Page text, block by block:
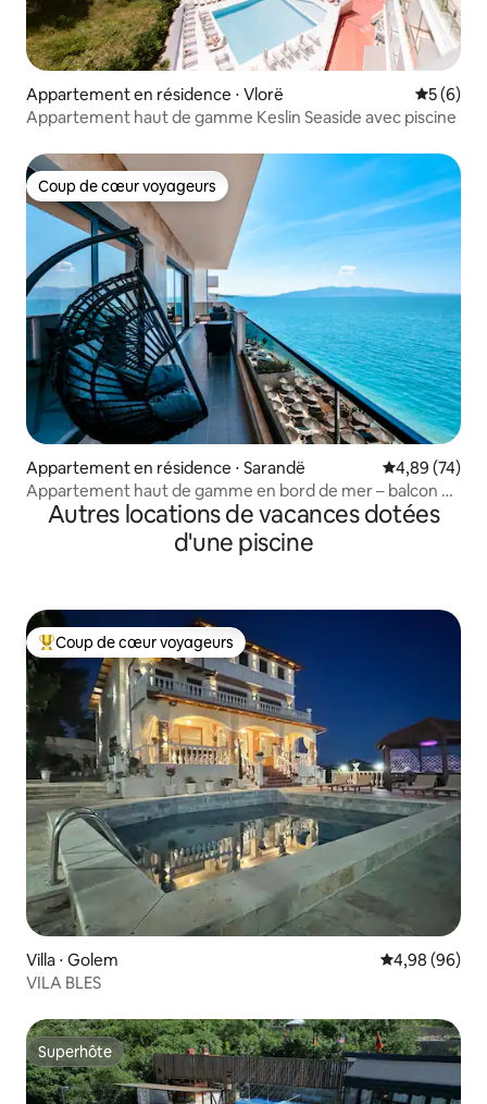
Appartement en résidence ⋅ Vlorë
5 (6)
Appartement haut de gamme Keslin Seaside avec piscine
Coup de cœur voyageurs
Coup de cœur voyageurs
Appartement en résidence ⋅ Sarandë Évaluation
4,89 (74)
Appartement haut de gamme en bord de mer – balcon de
26 m² et piscine
Autres locations de vacances dotées
d'une piscine
Coups de cœur voyageurs les plus appréciés
Coup de cœur voyageurs
Villa ⋅ Golem Évaluation
4,98 (96)
VILA BLES
Superhôte
Superhôte